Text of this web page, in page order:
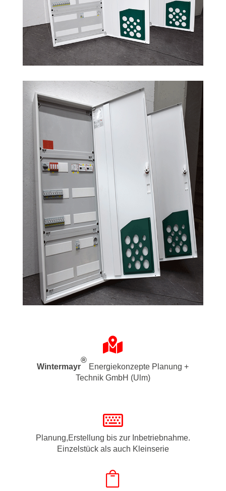

Wintermayr
®
Energiekonzepte Planung +
Technik GmbH (Ulm)

Planung,Erstellung bis zur Inbetriebnahme.
Einzelstück als auch Kleinserie
